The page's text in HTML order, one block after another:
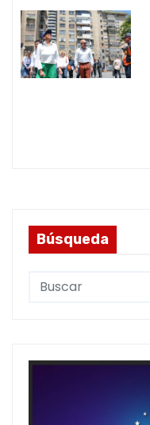
s
Búsqueda
c